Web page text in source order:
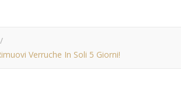
/
Verruche In Soli 5 Giorni!